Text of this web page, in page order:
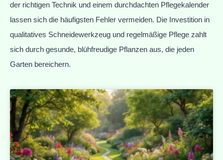
der richtigen Technik und einem durchdachten Pflegekalender
lassen sich die häufigsten Fehler vermeiden. Die Investition in
qualitatives Schneidewerkzeug und regelmäßige Pflege zahlt
sich durch gesunde, blühfreudige Pflanzen aus, die jeden
Garten bereichern.